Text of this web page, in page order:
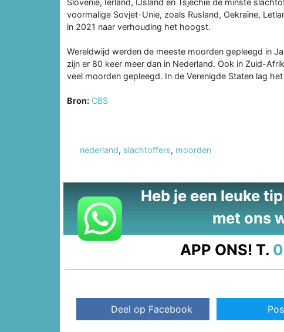
voormalige Sovjet-Unie, zoals Rusland, Oekraïne,
in 2021 naar verhouding het hoogst.
Wereldwijd werden de meeste moorden gepleegd in
zijn er 80 keer meer dan in Nederland. Ook in Zuid-
veel moorden gepleegd. In de Verenigde Staten lag
Bron: CBS
nederland, slachtoffers, moorden
Heb je een leuke
met ons
APP ONS! T.
Deel op Facebook